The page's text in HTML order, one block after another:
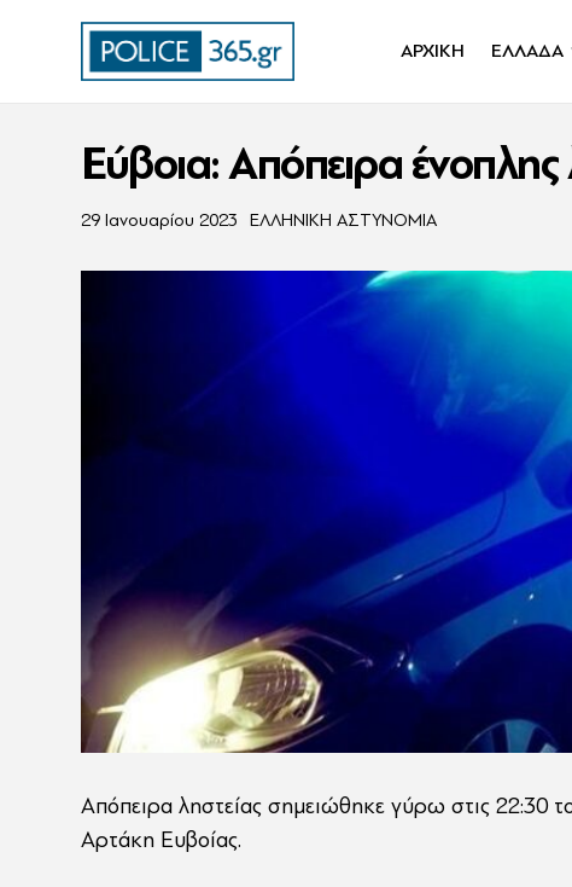
ΑΡΧΙΚΗ ΕΛΛΑΔΑ
Εύβοια: Aπόπειρα ένοπλης
29 Ιανουαρίου 2023 ΕΛΛΗΝΙΚΗ ΑΣΤΥΝΟΜΙΑ
Απόπειρα ληστείας σημειώθηκε γύρω στις
Αρτάκη Ευβοίας.